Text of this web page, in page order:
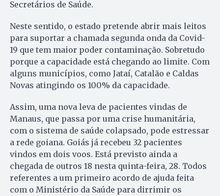
Secretários de Saúde.
Neste sentido, o estado pretende abrir mais leitos
para suportar a chamada segunda onda da Covid-
19 que tem maior poder contaminação. Sobretudo
porque a capacidade está chegando ao limite. Com
alguns municípios, como Jataí, Catalão e Caldas
Novas atingindo os 100% da capacidade.
Assim, uma nova leva de pacientes vindas de
Manaus, que passa por uma crise humanitária,
com o sistema de saúde colapsado, pode estressar
a rede goiana. Goiás já recebeu 32 pacientes
vindos em dois voos. Está previsto ainda a
chegada de outros 18 nesta quinta-feira, 28. Todos
referentes a um primeiro acordo de ajuda feita
com o Ministério da Saúde para dirrimir os